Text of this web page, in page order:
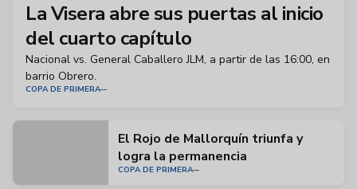
La Visera abre sus puertas al inicio
del cuarto capítulo
Nacional vs. General Caballero JLM, a partir de las 16:00, en
barrio Obrero.
COPA DE PRIMERA
El Rojo de Mallorquín triunfa y
logra la permanencia
COPA DE PRIMERA